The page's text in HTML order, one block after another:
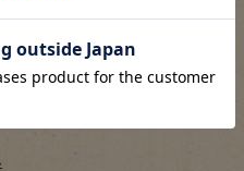
ことを楽しみにしておりま